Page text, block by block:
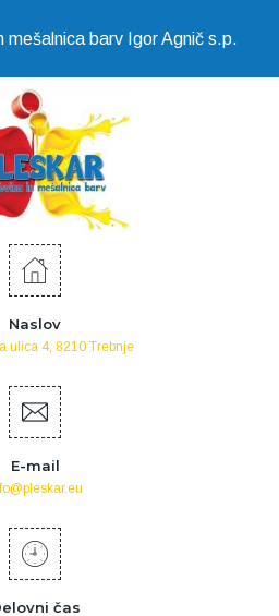
mešalnica barv Igor Agnič s.p.
Naslov
ulica 4, 8210 Trebnje
E-mail
čas